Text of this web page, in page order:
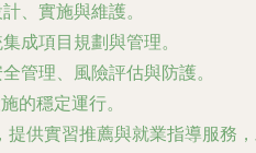
、實施與維護。
成項目規劃與管理。
管理、風險評估與防護。
的穩定運行。
供實習推薦與就業指導服務